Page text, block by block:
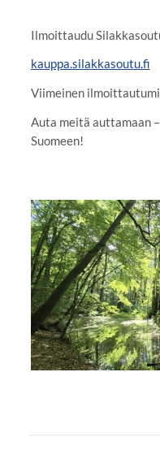
Ilmoittaudu
kauppa.silakkasoutu.fi
Viimeinen
Auta meitä auttamaan
Suomeen!